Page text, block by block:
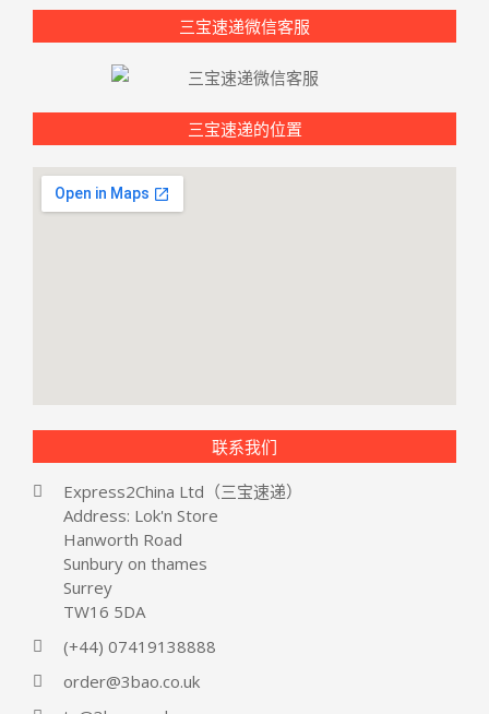
三宝速递微信客服
三宝速递的位置
联系我们
Express2China Ltd（三宝速递）
Address: Lok'n Store
Hanworth Road
Sunbury on thames
Surrey
TW16 5DA
(+44) 07419138888
order@3bao.co.uk